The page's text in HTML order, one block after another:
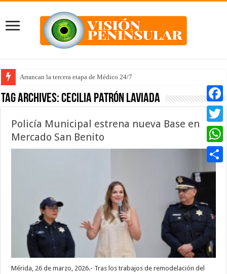
Arrancan la tercera etapa de Médico 24/7
Defendamos el voto libre de los meridanos: Renán Barrera
Tag Archives:Cecilia Patrón Laviada
Policía Municipal estrena nueva Base en
Mercado San Benito
Mérida, 26 de marzo, 2026.- Tras los trabajos de remodelación del
Twitter